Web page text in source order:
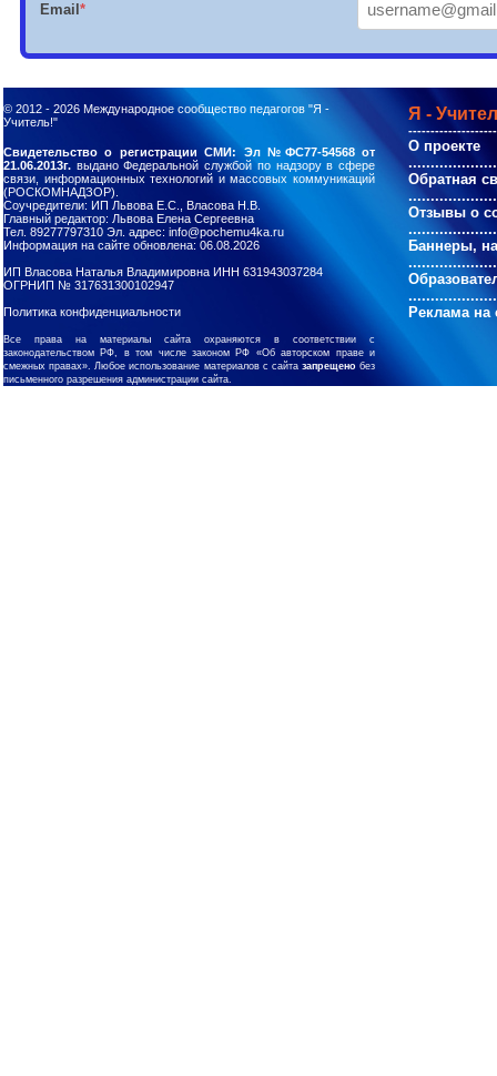
Email *
© 2012 - 2026 Международное сообщество педагогов "Я -
Учитель!"
Я -
О проекте
Обратная
Отзывы о
Баннеры,
Реклама на
Свидетельство о регистрации СМИ: Эл №ФС77-54568 от
21.06.2013г. выдано Федеральной службой по надзору в сфере
связи, информационных технологий и массовых коммуникаций
(РОСКОМНАДЗОР).
Соучредители: ИП Львова Е.С., Власова Н.В.
Главный редактор: Львова Елена Сергеевна
Тел. 89277797310 Эл. адрес: info@pochemu4ka.ru
Информация на сайте обновлена: 06.08.2026
ИП Власова Наталья Владимировна ИНН 631943037284
ОГРНИП № 317631300102947
Политика конфиденциальности
Все права на материалы сайта охраняются в соответствии с
законодательством РФ, в том числе законом РФ «Об авторском праве и
смежных правах». Любое использование материалов с сайта запрещенобез
письменного разрешения администрации сайта.